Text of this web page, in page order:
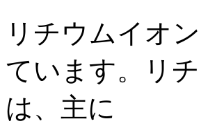
リチウムイオ
ています。リ
は、主に